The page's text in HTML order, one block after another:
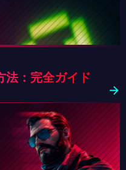
法：完全ガイド